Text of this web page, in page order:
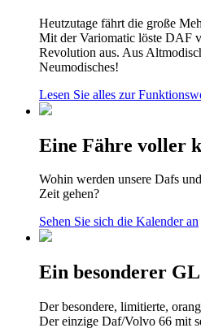
Heutzutage fährt die große
Mit der Variomatic löste DAF
Revolution aus. Aus
Neumodisches!
Lesen Sie alles zur
Eine Fähre voller
Wohin werden unsere Dafs
Zeit gehen?
Sehen Sie sich die Kalender an
Ein besonderer
Der besondere, limitierte,
Der einzige Daf/Volvo 66 mit